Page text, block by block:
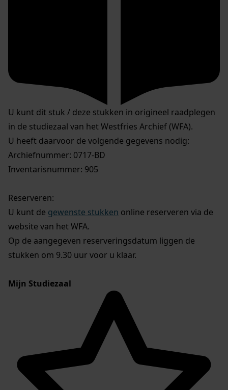
U kunt dit stuk / deze stukken in origineel raadplegen
in de studiezaal van het Westfries Archief (WFA).
U heeft daarvoor de volgende gegevens nodig:
Archiefnummer: 0717-BD
Inventarisnummer: 905
Reserveren:
U kunt de gewenste stukken online reserveren via de
website van het WFA.
Op de aangegeven reserveringsdatum liggen de
stukken om 9.30 uur voor u klaar.
Mijn Studiezaal